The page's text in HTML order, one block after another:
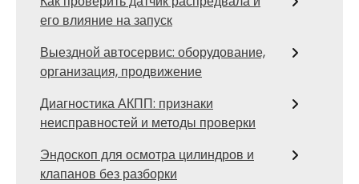
его влияние на запуск
Выездной автосервис: оборудование,
организация, продвижение
Диагностика АКПП: признаки
неисправностей и методы проверки
Эндоскоп для осмотра цилиндров и
клапанов без разборки